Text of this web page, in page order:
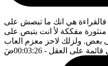
فالقراءة هي انك ما تبصش على
منثورة مفككة لأ انت بتبص على
بعض. ولزلك لاحز معزم العاب
قائمة على العقل - 00:03:26 ضَ